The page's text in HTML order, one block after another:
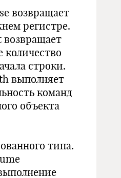
возвращает
регистре.
количество
строки.
выполняет
команд
объекта
типа.